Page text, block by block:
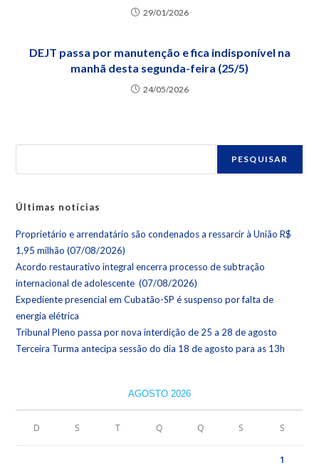
29/01/2026
DEJT passa por manutenção e fica indisponível na
manhã desta segunda-feira (25/5)
24/05/2026
PESQUISAR
Últimas notícias
Proprietário e arrendatário são condenados a ressarcir à União R$
1,95 milhão (07/08/2026)
Acordo restaurativo integral encerra processo de subtração
internacional de adolescente (07/08/2026)
Expediente presencial em Cubatão-SP é suspenso por falta de
energia elétrica
Tribunal Pleno passa por nova interdição de 25 a 28 de agosto
Terceira Turma antecipa sessão do dia 18 de agosto para as 13h
AGOSTO 2026
D S T Q Q S S
1